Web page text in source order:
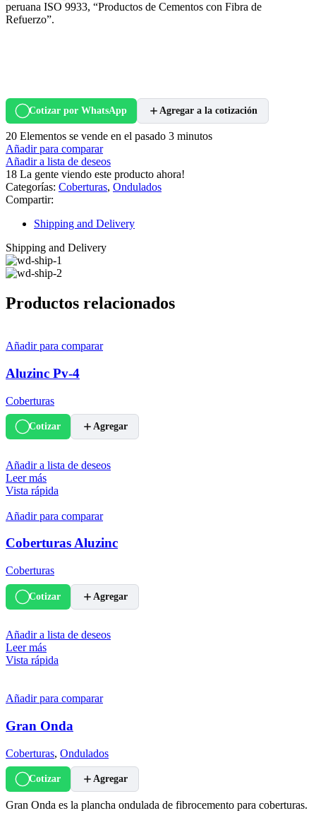
peruana ISO 9933, “Productos de Cementos con Fibra de
Refuerzo”.
Cotizar por WhatsApp Agregar a la cotización
20 Elementos se vende en el pasado 3 minutos
Añadir para comparar
Añadir a lista de deseos
18 La gente viendo este producto ahora!
Categorías: Coberturas, Ondulados
Compartir:
Shipping and Delivery
Shipping and Delivery
Productos relacionados
Añadir para comparar
Aluzinc Pv-4
Coberturas
Cotizar Agregar
Añadir a lista de deseos
Leer más
Vista rápida
Añadir para comparar
Coberturas Aluzinc
Coberturas
Cotizar Agregar
Añadir a lista de deseos
Leer más
Vista rápida
Añadir para comparar
Gran Onda
Coberturas, Ondulados
Cotizar Agregar
Gran Onda es la plancha ondulada de fibrocemento para coberturas.